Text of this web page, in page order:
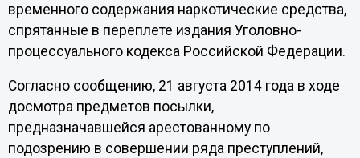
временного содержания наркотические средства,
спрятанные в переплете издания Уголовно-
процессуального кодекса Российской Федерации.
Согласно сообщению, 21 августа 2014 года в ходе
досмотра предметов посылки,
предназначавшейся арестованному по
подозрению в совершении ряда преступлений,